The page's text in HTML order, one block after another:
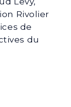
Rivolier
de
du